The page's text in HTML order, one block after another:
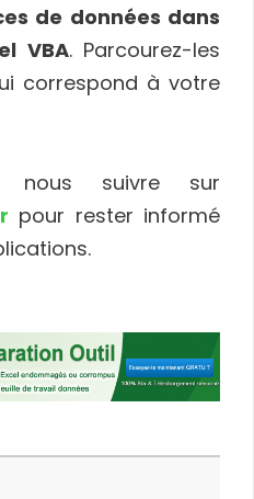
de données dans
VBA. Parcourez-les
correspond à votre
nous suivre sur
pour rester informé